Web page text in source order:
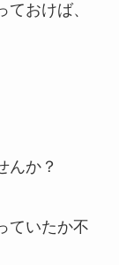
おけば、
んか？
ていたか不